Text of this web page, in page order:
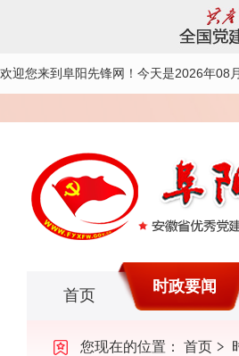
欢迎您来到阜阳先锋网！ 今天是2026年08
首页 时政要闻
您现在的位置： 首页